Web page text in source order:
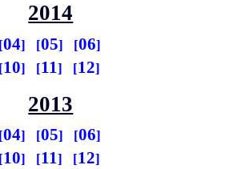
2014
04 05
06
10 11 12
2013
04 05
06
10 11 12